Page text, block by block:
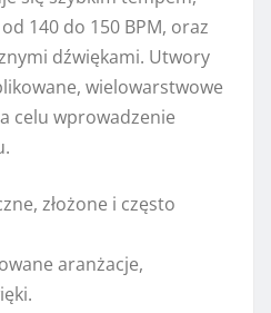
140 do 150 BPM, oraz
dźwiękami. Utwory
wielowarstwowe
celu wprowadzenie
złożone i często
aranżacje,